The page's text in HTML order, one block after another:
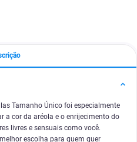
Tamanho Único foi especialmente
a cor da aréola e o enrijecimento do
livres e sensuais como você.
escolha para quem quer